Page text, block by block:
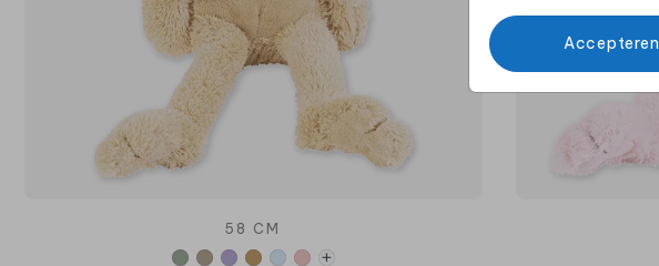
Accepteren
58 CM